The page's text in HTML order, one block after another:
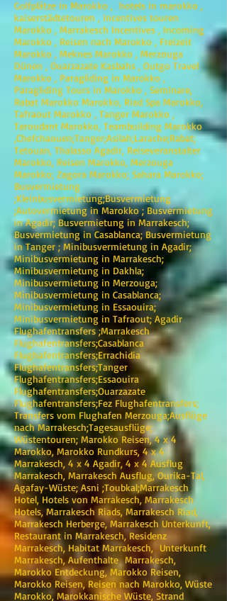
Golfplätze in Marokko , hotels in marokko ,
kaiserstädtetouren , incentives touren
Marokko , Marrakesch Incentives , Incoming
Marokko , Reisen nach Marokko , Freizeit
Marokko , Meknes Marokko , Merzouga
Dünen , Ouarzazate Kasbahs , Outgo Travel
Marokko , Paragliding in Marokko ,
Paragliding Tours in Marokko , Seminare,
Rabat Marokko Marokko, Riad Spa Marokko,
Tafraout Marokko , Tanger Marokko ,
Taroudant Marokko, Teambuilding Marokko
,Chefchaouen;Tanger;Asilah;Larache;Rabat;
Tetouan, Thalasso Agadir, Reiseveranstalter
Marokko, Reisen Marokko, Merzouga
Marokko; Zagora Marokko; Sahara Marokko;
Busvermietung
;Kleinbusvermietung;Busvermietung
;Autovermietung in Marokko ; Busvermietung
in Agadir; Busvermietung in Marrakesch;
Busvermietung in Casablanca; Busvermietung
in Tanger ; Minibusvermietung in Agadir;
Minibusvermietung in Marrakesch;
Minibusvermietung in Dakhla;
Minibusvermietung in Merzouga;
Minibusvermietung in Casablanca;
Minibusvermietung in Essaouira;
Minibusvermietung in Tafraout; Agadir
Flughafentransfers ;Marrakesch
Flughafentransfers;Casablanca
Flughafentransfers;Errachidia
Flughafentransfers;Tanger
Flughafentransfers;Essaouira
Flughafentransfers;Ouarzazate
Flughafentransfers;Fez Flughafentransfers;
Transfers vom Flughafen Merzouga;Ausflüge
nach Marrakesch;Tagesausflüge;
Wüstentouren; Marokko Reisen, 4 x 4
Marokko, Marokko Rundkurs, 4 x 4
Marrakesch, 4 x 4 Agadir, 4 x 4 Ausflug
Marrakesch, Marrakesch Ausflug, Ourika-Tal,
Agafay-Wüste; Asni ;Toubkal;Marrakesch
Hotel, Hotels von Marrakesch, Marrakesch
Hotels, Marrakesch Riads, Marrakesch Riad,
Marrakesch Herberge, Marrakesch Unterkunft,
Restaurant in Marrakesch, Residenz
Marrakesch, Habitat Marrakesch, Unterkunft
Marrakesch, Aufenthalte Marrakesch,
Marokko Entdeckung, Marokko Reisen,
Marokko Reisen, Reisen nach Marokko, Wüste
Marokko, Marokkanische Wüste, Strand